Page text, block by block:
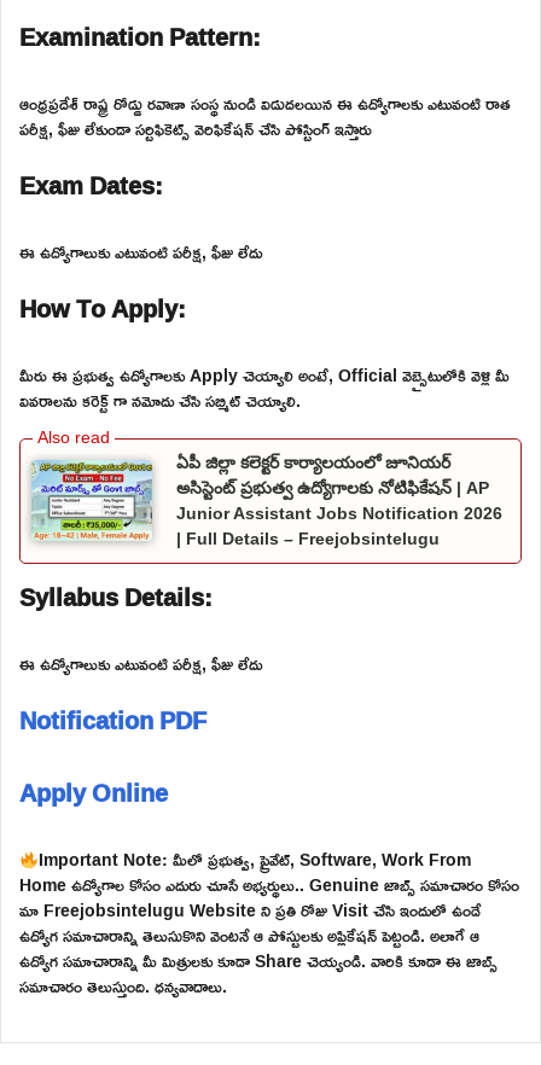
Examination Pattern:
ఆంధ్రప్రదేశ్ రాష్ట్ర రోడ్డు రవాణా సంస్థ నుండి విడుదలయిన ఈ ఉద్యోగాలకు ఎటువంటి రాత
పరీక్ష, ఫీజు లేకుండా సర్టిఫికెట్స్ వెరిఫికేషన్ చేసి పోస్టింగ్ ఇస్తారు
Exam Dates:
ఈ ఉద్యోగాలుకు ఎటువంటి పరీక్ష, ఫీజు లేదు
How To Apply:
మీరు ఈ ప్రభుత్వ ఉద్యోగాలకు Apply చెయ్యాలి అంటే, Official వెబ్సైటులోకి వెళ్లి మీ
వివరాలను కరెక్ట్ గా నమోదు చేసి సబ్మిట్ చెయ్యాలి.
ఏపీ జిల్లా కలెక్టర్ కార్యాలయంలో జూనియర్
అసిస్టెంట్ ప్రభుత్వ ఉద్యోగాలకు నోటిఫికేషన్ | AP
Junior Assistant Jobs Notification 2026
| Full Details – Freejobsintelugu
Syllabus Details:
ఈ ఉద్యోగాలుకు ఎటువంటి పరీక్ష, ఫీజు లేదు
Notification PDF
Apply Online
Important Note: మీలో ప్రభుత్వ, ప్రైవేట్, Software, Work From
Home ఉద్యోగాల కోసం ఎదురు చూసే అభ్యర్థులు.. Genuine జాబ్స్ సమాచారం కోసం
మా Freejobsintelugu Website ని ప్రతి రోజు Visit చేసి ఇందులో ఉండే
ఉద్యోగ సమాచారాన్ని తెలుసుకొని వెంటనే ఆ పోస్టులకు అప్లికేషన్ పెట్టండి. అలాగే ఆ
ఉద్యోగ సమాచారాన్ని మీ మిత్రులకు కూడా Share చెయ్యండి. వారికి కూడా ఈ జాబ్స్
సమాచారం తెలుస్తుంది. ధన్యవాదాలు.